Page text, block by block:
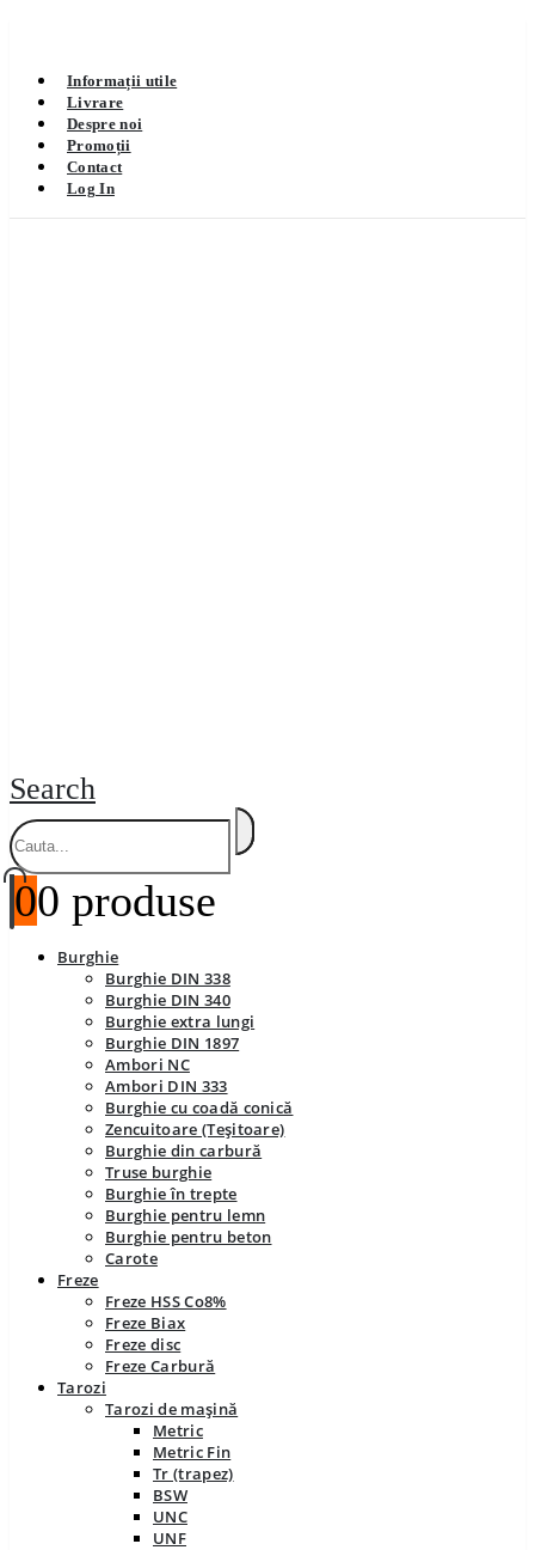
Informații utile
Livrare
Despre noi
Promoții
Contact
Log In
Search
00 produse
Burghie
Burghie DIN 338
Burghie DIN 340
Burghie extra lungi
Burghie DIN 1897
Ambori NC
Ambori DIN 333
Burghie cu coadă conică
Zencuitoare (Teșitoare)
Burghie din carbură
Truse burghie
Burghie în trepte
Burghie pentru lemn
Burghie pentru beton
Carote
Freze
Freze HSS Co8%
Freze Biax
Freze disc
Freze Carbură
Tarozi
Tarozi de mașină
Metric
Metric Fin
Tr (trapez)
BSW
UNC
UNF